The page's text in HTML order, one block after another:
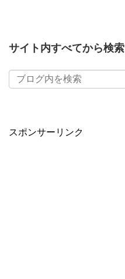
サイト内すべてから検索
スポンサーリンク